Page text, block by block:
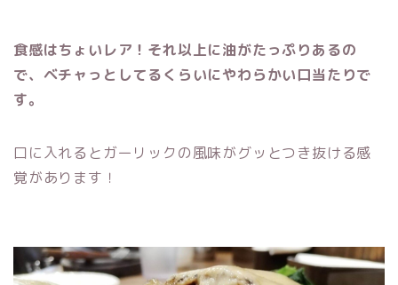
食感はちょいレア！それ以上に油がたっぷりあるの
で、ベチャっとしてるくらいにやわらかい口当たりで
す。
口に入れるとガーリックの風味がグッとつき抜ける感
覚があります！